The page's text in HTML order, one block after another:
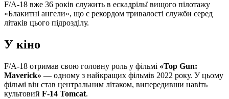
F/A-18 вже 36 років служить в ескадрільї вищого пілотажу
«Блакитні ангели», що є рекордом тривалості служби серед
літаків цього підрозділу.
У кіно
F/A-18 отримав свою головну роль у фільмі «Top Gun:
Maverick» — одному з найкращих фільмів 2022 року. У цьому
фільмі він став центральним літаком, випередивши навіть
культовий F-14 Tomcat.